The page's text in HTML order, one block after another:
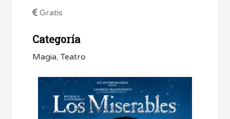
Gratis
Categoría
Magia,Teatro